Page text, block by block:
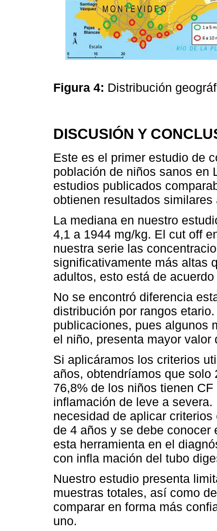
Figura 4: Distribución
DISCUSIÓN Y
Este es el primer estudio de
población de niños sanos en
estudios publicados
obtienen resultados similares
La mediana en nuestro
4,1 a 1944 mg/kg. El cut off
nuestra serie las
significativamente más altas
adultos, esto está de
No se encontró diferencia
distribución por rangos
publicaciones, pues algunos
el niño, presenta mayor valor
Si aplicáramos los criterios
años, obtendríamos que
76,8% de los niños tienen
inflamación de leve a
necesidad de aplicar
de 4 años y se debe conocer
esta herramienta en el
con infla mación del tubo
Nuestro estudio presenta
muestras totales, así como
comparar en forma más
uno.